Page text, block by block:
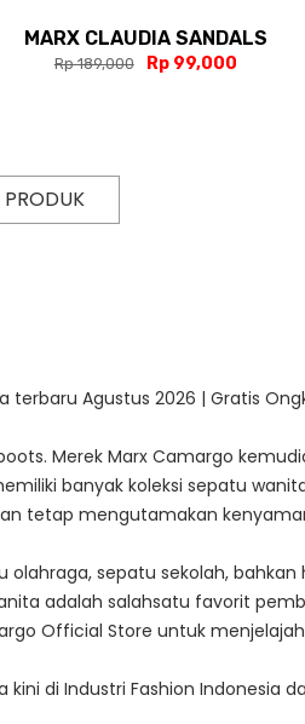
MARX CLAUDIA SANDALS
Rp 189,000 Rp 99,000
Agustus 2026 | Gratis
Merek Marx Camargo
banyak koleksi sepatu
tetap mengutamakan
sepatu sekolah,
adalah salahsatu favorit
Official Store untuk
di Industri Fashion Indonesia